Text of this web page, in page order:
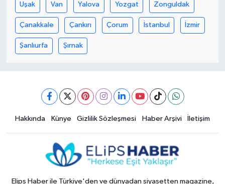
Uşak Van Yalova Yozgat Zonguldak
Çanakkale Çankırı Çorum İstanbul İzmir
Şanlıurfa Şırnak
Hakkında Künye Gizlilik Sözleşmesi Haber Arşivi İletişim
Elips Haber ile Türkiye'den ve dünyadan siyasetten magazine,